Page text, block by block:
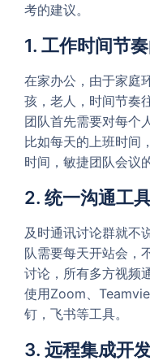
考的建议。
1. 工作时间节
在家办公，由于家庭
孩，老人，时间节奏
团队首先需要对每个
比如每天的上班时间
时间，敏捷团队会议
2. 统一沟通工
及时通讯讨论群就不
队需要每天开站会，
讨论，所有多方视频
使用Zoom、
钉，飞书等工具。
3. 远程集成开